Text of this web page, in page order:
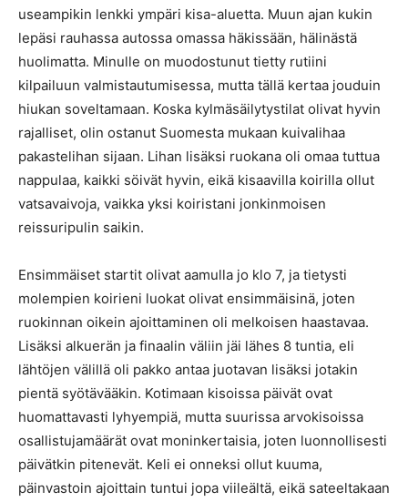
useampikin lenkki ympäri kisa-aluetta. Muun ajan kukin
lepäsi rauhassa autossa omassa häkissään, hälinästä
huolimatta. Minulle on muodostunut tietty rutiini
kilpailuun valmistautumisessa, mutta tällä kertaa jouduin
hiukan soveltamaan. Koska kylmäsäilytystilat olivat hyvin
rajalliset, olin ostanut Suomesta mukaan kuivalihaa
pakastelihan sijaan. Lihan lisäksi ruokana oli omaa tuttua
nappulaa, kaikki söivät hyvin, eikä kisaavilla koirilla ollut
vatsavaivoja, vaikka yksi koiristani jonkinmoisen
reissuripulin saikin.
Ensimmäiset startit olivat aamulla jo klo 7, ja tietysti
molempien koirieni luokat olivat ensimmäisinä, joten
ruokinnan oikein ajoittaminen oli melkoisen haastavaa.
Lisäksi alkuerän ja finaalin väliin jäi lähes 8 tuntia, eli
lähtöjen välillä oli pakko antaa juotavan lisäksi jotakin
pientä syötävääkin. Kotimaan kisoissa päivät ovat
huomattavasti lyhyempiä, mutta suurissa arvokisoissa
osallistujamäärät ovat moninkertaisia, joten luonnollisesti
päivätkin pitenevät. Keli ei onneksi ollut kuuma,
päinvastoin ajoittain tuntui jopa viileältä, eikä sateeltakaan